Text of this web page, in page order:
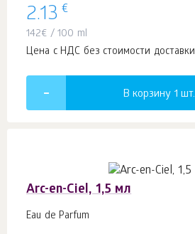
2.13 €
142€ / 100 ml
Цена с НДС без стоимости доставки
В корзину 1 шт.
Arc-en-Ciel, 1,5 мл
Eau de Parfum